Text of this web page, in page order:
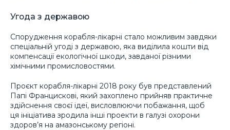
Угода з державою
Спорудження корабля-лікарні стало можливим завдяки
спеціальній угоді з державою, яка виділила кошти від
компенсації екологічної шкоди, завданої різними
хімічними промисловостями.
Проєкт корабля-лікарні 2018 року був представлений
Папі Францискові, який захоплено прийняв практичне
здійснення своєї ідеї, висловлюючи побажання, щоб
ця ініціатива зродила інші проекти в галузі охорони
здоров’я на амазонському регіоні.